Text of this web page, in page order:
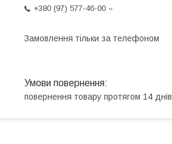
+380 (97) 577-46-00
Замовлення тільки за телефоном
повернення товару протягом 14 днів